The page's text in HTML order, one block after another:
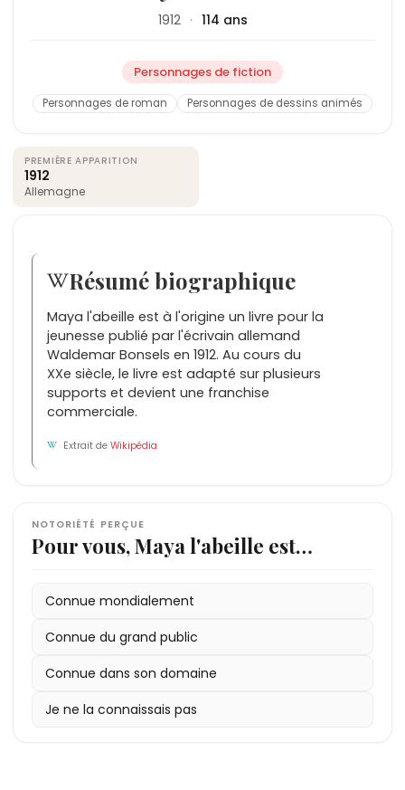
1912 · 114 ans
Personnages de fiction
Personnages de roman Personnages de dessins animés
PREMIÈRE APPARITION
1912
Allemagne
Résumé biographique
Maya l'abeille est à l'origine un livre pour la
jeunesse publié par l'écrivain allemand
Waldemar Bonsels en 1912. Au cours du
XXe siècle, le livre est adapté sur plusieurs
supports et devient une franchise
commerciale.
Extrait deWikipédia
NOTORIÉTÉ PERÇUE
Pour vous, Maya l'abeille est…
Connue mondialement
Connue du grand public
Connue dans son domaine
Je ne la connaissais pas